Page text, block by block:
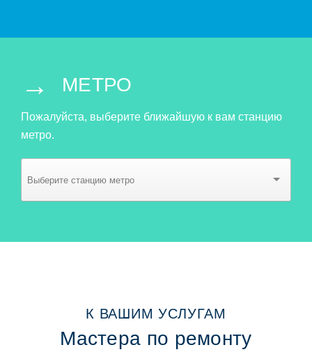
→ МЕТРО
Пожалуйста, выберите ближайшую к вам станцию
метро.
К ВАШИМ УСЛУГАМ
Мастера по ремонту